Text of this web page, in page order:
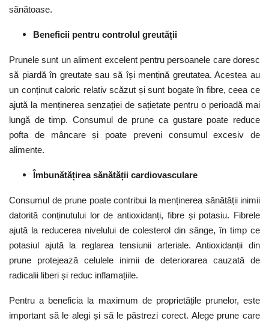
sănătoase.
Beneficii pentru controlul greutății
Prunele sunt un aliment excelent pentru persoanele care doresc
să piardă în greutate sau să își mențină greutatea. Acestea au
un conținut caloric relativ scăzut și sunt bogate în fibre, ceea ce
ajută la menținerea senzației de sațietate pentru o perioadă mai
lungă de timp. Consumul de prune ca gustare poate reduce
pofta de mâncare și poate preveni consumul excesiv de
alimente.
Îmbunătățireasănătății cardiovasculare
Consumul de prune poate contribui la menținerea sănătății inimii
datorită conținutului lor de antioxidanți, fibre și potasiu. Fibrele
ajută la reducerea nivelului de colesterol din sânge, în timp ce
potasiul ajută la reglarea tensiunii arteriale. Antioxidanții din
prune protejează celulele inimii de deteriorarea cauzată de
radicalii liberi și reduc inflamațiile.
Pentru a beneficia la maximum de proprietățile prunelor, este
important să le alegi și să le păstrezi corect. Alege prune care